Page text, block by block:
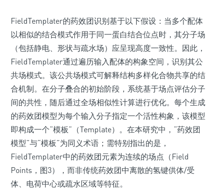
FieldTemplater的药效团识别基于以下假设：当多个配体
以相似的结合模式作用于同一蛋白结合位点时，其分子场
（包括静电、形状与疏水场）应呈现高度一致性。因此，
FieldTemplater通过遍历输入配体的构象空间，识别其公
共场模式。该公共场模式可解释结构多样化合物共享的结
合机制。在分子叠合的初始阶段，系统基于场点评估分子
间的共性，随后通过全场相似性计算进行优化。每个生成
的药效团模型为每个输入分子指定一个活性构象，该模型
即构成一个“模板”（Template）。在本研究中，“药效团
模型”与“模板”为同义术语；需特别指出的是，
FieldTemplater中的药效团元素为连续的场点（Field
Points，图3），而非传统药效团中离散的氢键供体/受
体、电荷中心或疏水区域等特征。